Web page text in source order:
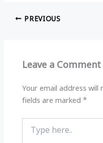
at
s
p
e
g
m o
k
PREVIOUS
Leave a Comment
Your email address will
fields are marked*
here..